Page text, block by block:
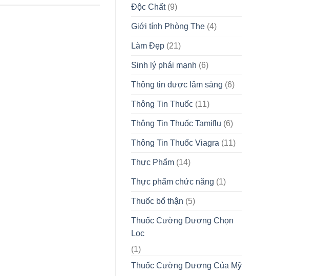
Độc Chất(9)
Giới tính Phòng The(4)
Làm Đẹp(21)
Sinh lý phái mạnh (6)
Thông tin dược lâm sàng (6)
Thông Tin Thuốc(11)
Thông Tin Thuốc Tamiflu (6)
Thông Tin Thuốc Viagra (11)
Thực Phẩm(14)
Thực phẩm chức năng (1)
Thuốc bổ thận (5)
Thuốc Cường Dương Chọn
Lọc
(1)
Thuốc Cường Dương Của Mỹ